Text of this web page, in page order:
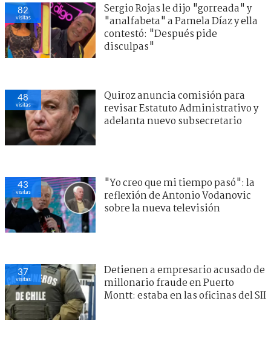
82
visitas
Sergio Rojas le dijo "gorreada" y
"analfabeta" a Pamela Díaz y ella
contestó: "Después pide
disculpas"
48
visitas
Quiroz anuncia comisión para
revisar Estatuto Administrativo y
adelanta nuevo subsecretario
43
visitas
"Yo creo que mi tiempo pasó": la
reflexión de Antonio Vodanovic
sobre la nueva televisión
37
visitas
Detienen a empresario acusado de
millonario fraude en Puerto
Montt: estaba en las oficinas del SII